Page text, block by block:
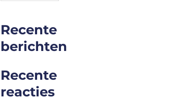
Recente
berichten
Recente
reacties